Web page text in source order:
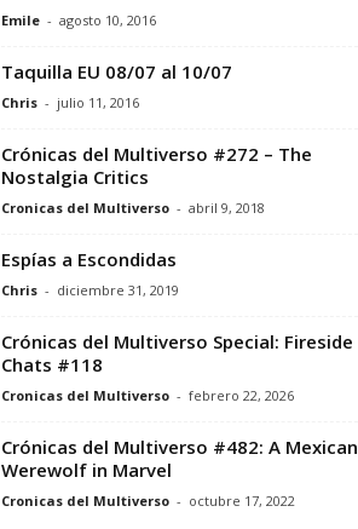
Emile - agosto 10, 2016
Taquilla EU 08/07 al 10/07
Chris - julio 11, 2016
Crónicas del Multiverso #272 – The
Nostalgia Critics
Cronicas del Multiverso - abril 9, 2018
Espías a Escondidas
Chris - diciembre 31, 2019
Crónicas del Multiverso Special: Fireside
Chats #118
Cronicas del Multiverso - febrero 22, 2026
Crónicas del Multiverso #482: A Mexican
Werewolf in Marvel
Cronicas del Multiverso - octubre 17, 2022